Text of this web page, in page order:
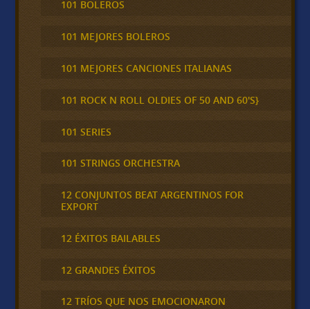
101 BOLEROS
101 MEJORES BOLEROS
101 MEJORES CANCIONES ITALIANAS
101 ROCK N ROLL OLDIES OF 50 AND 60'S}
101 SERIES
101 STRINGS ORCHESTRA
12 CONJUNTOS BEAT ARGENTINOS FOR
EXPORT
12 ÉXITOS BAILABLES
12 GRANDES ÉXITOS
12 TRÍOS QUE NOS EMOCIONARON